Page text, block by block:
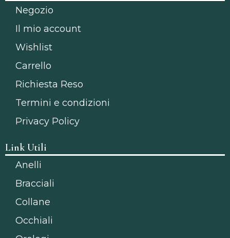
Negozio
Il mio account
Wishlist
Carrello
Richiesta Reso
Termini e condizioni
Privacy Policy
Link Utili
Anelli
Bracciali
Collane
Occhiali